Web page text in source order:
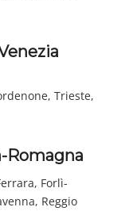
Trieste,
Romagna
Forlì-
Reggio